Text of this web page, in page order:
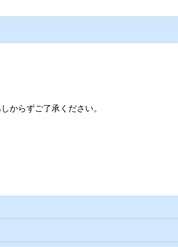
からずご了承ください。